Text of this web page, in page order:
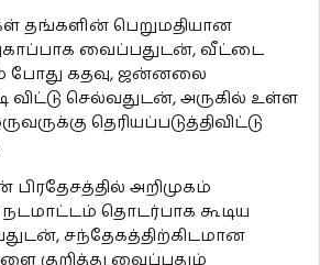
தங்களின் பெறுமதியான
வைப்பதுடன், வீட்டை
போது கதவு, ஜன்னலை
விட்டு செல்வதுடன், அருகில் உள்ள
தெரியப்படுத்திவிட்டு
அறிமுகம்
தொடர்பாக கூடிய
சந்தேகத்திற்கிடமான